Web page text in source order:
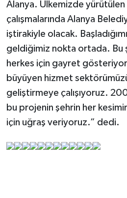
Alanya. Ülkemizde
çalışmalarında Alanya
iştirakiyle olacak.
geldiğimiz nokta ortada. Bu
herkes için gayret
büyüyen hizmet
geliştirmeye çalışıyoruz.
bu projenin şehrin her
için uğraş veriyoruz.” dedi.